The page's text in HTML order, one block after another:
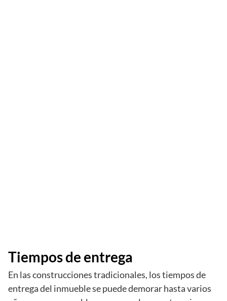
Tiempos de entrega
En las construcciones tradicionales, los tiempos de
entrega del inmueble se puede demorar hasta varios